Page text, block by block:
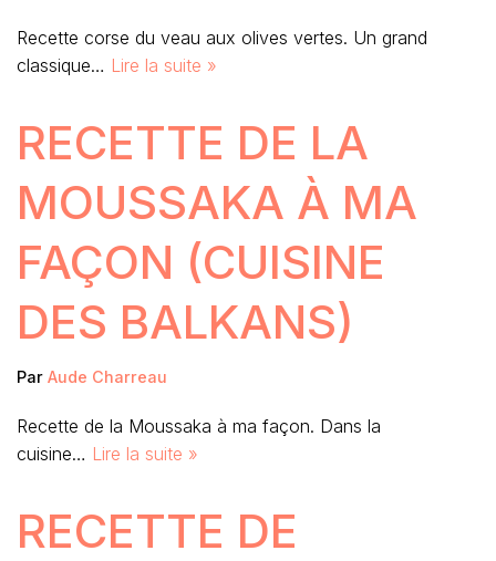
Recette corse du veau aux olives vertes. Un grand
classique… Lire la suite »
RECETTE DE LA
MOUSSAKA À MA
FAÇON (CUISINE
DES BALKANS)
Par Aude Charreau
Recette de la Moussaka à ma façon. Dans la
cuisine… Lire la suite »
RECETTE DE